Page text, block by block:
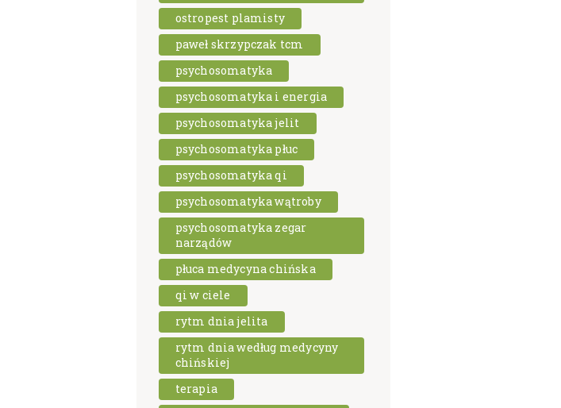
ostropest plamisty
paweł skrzypczak tcm
psychosomatyka
psychosomatyka i energia
psychosomatyka jelit
psychosomatyka płuc
psychosomatyka qi
psychosomatyka wątroby
psychosomatyka zegar
narządów
płuca medycyna chińska
qi w ciele
rytm dnia jelita
rytm dnia według medycyny
chińskiej
terapia